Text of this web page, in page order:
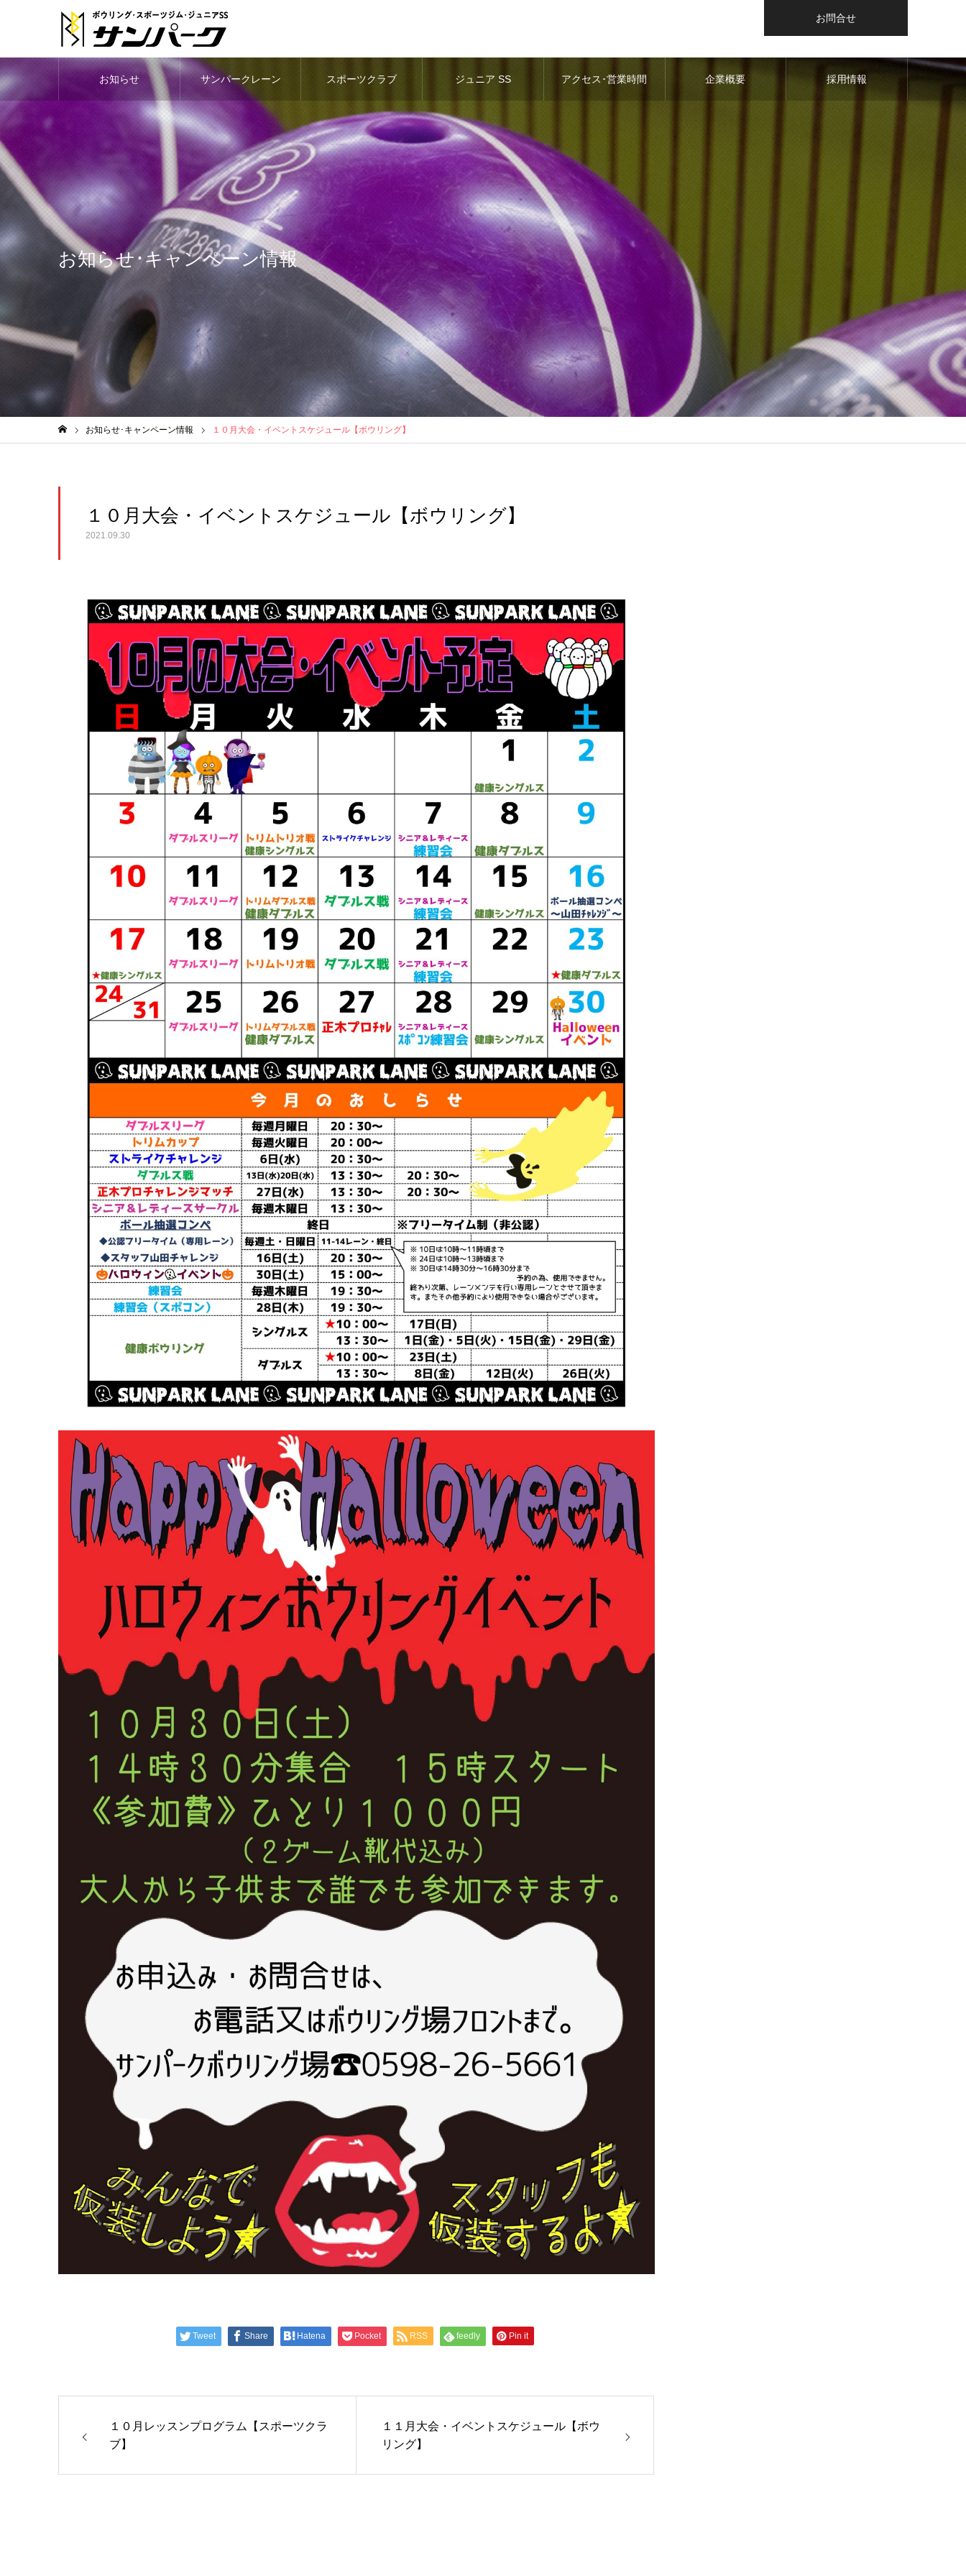
お問合せ
お知らせ サンパークレーン スポーツクラブ ジュニア SS アクセス･営業時間 企業概要 採用情報
お知らせ･キャンペーン情報
お知らせ･キャンペーン情報 １０月大会・イベントスケジュール【ボウリング】
１０月大会・イベントスケジュール【ボウリング】
2021.09.30
Tweet Share Hatena Pocket RSS feedly Pin it
１０月レッスンプログラム【スポーツクラ
ブ】
１１月大会・イベントスケジュール【ボウ
リング】